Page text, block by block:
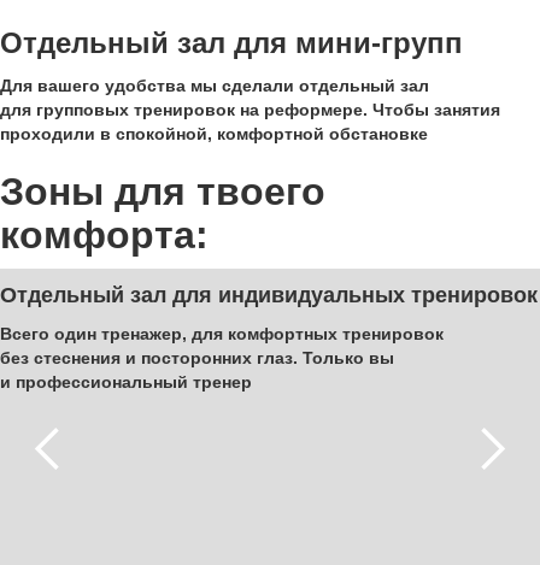
Отдельный зал для мини-групп
Для вашего удобства мы сделали отдельный зал
для групповых тренировок на реформере. Чтобы занятия
проходили в спокойной, комфортной обстановке
Зоны для твоего
комфорта:
Отдельный зал для индивидуальных тренировок
Всего один тренажер, для комфортных тренировок
без стеснения и посторонних глаз. Только вы
и профессиональный тренер